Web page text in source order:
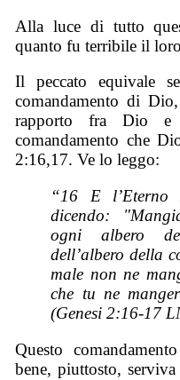
Alla luce di tutto
quanto fu terribile il
Il peccato equivale
comandamento di
rapporto fra Dio
comandamento che
2:16,17. Ve lo leggo:
“16 E l’Eterno
dicendo:
ogni albero
dell’albero della
male non ne
che tu ne
(Genesi 2:16-17
Questo
bene, piuttosto,